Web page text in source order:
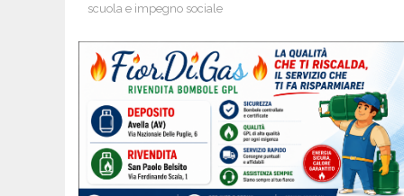
scuola e impegno sociale